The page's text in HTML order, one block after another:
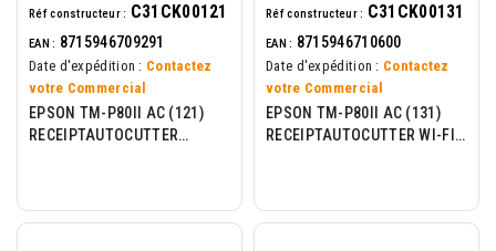
Réf constructeur : C31CK00121
EAN : 8715946709291
Date d'expédition : Contactez
votre Commercial
EPSON TM-P80II AC (121)
RECEIPTAUTOCUTTER
Réf constructeur : C31CK00131
EAN : 8715946710600
Date d'expédition : Contactez
votre Commercial
EPSON TM-P80II AC (131)
RECEIPTAUTOCUTTER WI-FI